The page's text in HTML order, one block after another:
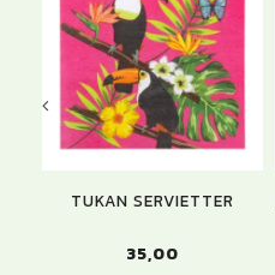
TUKAN SERVIETTER
35,00